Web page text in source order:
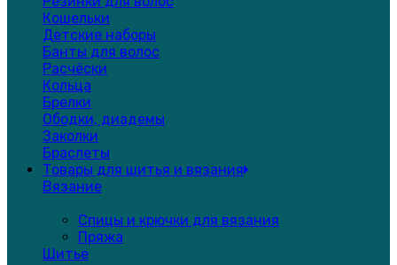
Кошельки
Детские наборы
Банты для волос
Расчёски
Кольца
Брелки
Ободки, диадемы
Заколки
Браслеты
Товары для шитья и вязания
Вязание
Спицы и крючки для вязания
Пряжа
Шитье